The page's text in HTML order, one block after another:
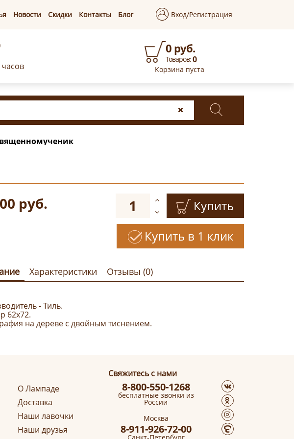
Новости Скидки Контакты Блог Вход/Регистрация
0 руб.
Товаров:0
Корзина пуста
руб.
Купить
Купить в 1 клик
Характеристики Отзывы (0)
- Тиль.
62х72.
на дереве с двойным тиснением.
О Лампаде
Доставка
Наши лавочки
Наши друзья
Свяжитесь с нами
8-800-550-1268
бесплатные звонки из
России
Москва
8-911-926-72-00